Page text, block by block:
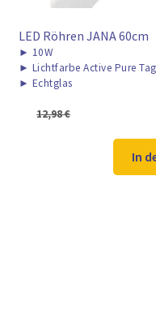
LED Röhren JANA 60cm
► 10W
► Lichtfarbe Active Pure
► Echtglas
12,98€
In